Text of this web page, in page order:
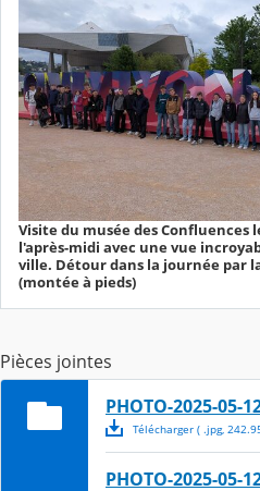
Visite du musée des Confluences
l'après-midi avec une vue
ville. Détour dans la journée par
(montée à pieds)
Pièces jointes
PHOTO-2025-05-
Télécharger( .jpg,
PHOTO-2025-05-